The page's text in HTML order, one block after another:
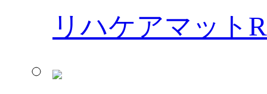
リハケアマット